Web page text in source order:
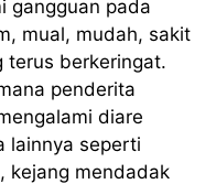
gangguan pada
mual, mudah, sakit
terus berkeringat.
penderita
diare
lainnya seperti
kejang mendadak